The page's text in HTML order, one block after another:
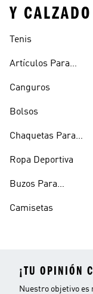
Y CALZADO
Tenis
Artículos Para
Canguros
Bolsos
Chaquetas Para
Ropa Deportiva
Buzos Para
Camisetas
¡TU OPINIÓN
Nuestro objetivo es